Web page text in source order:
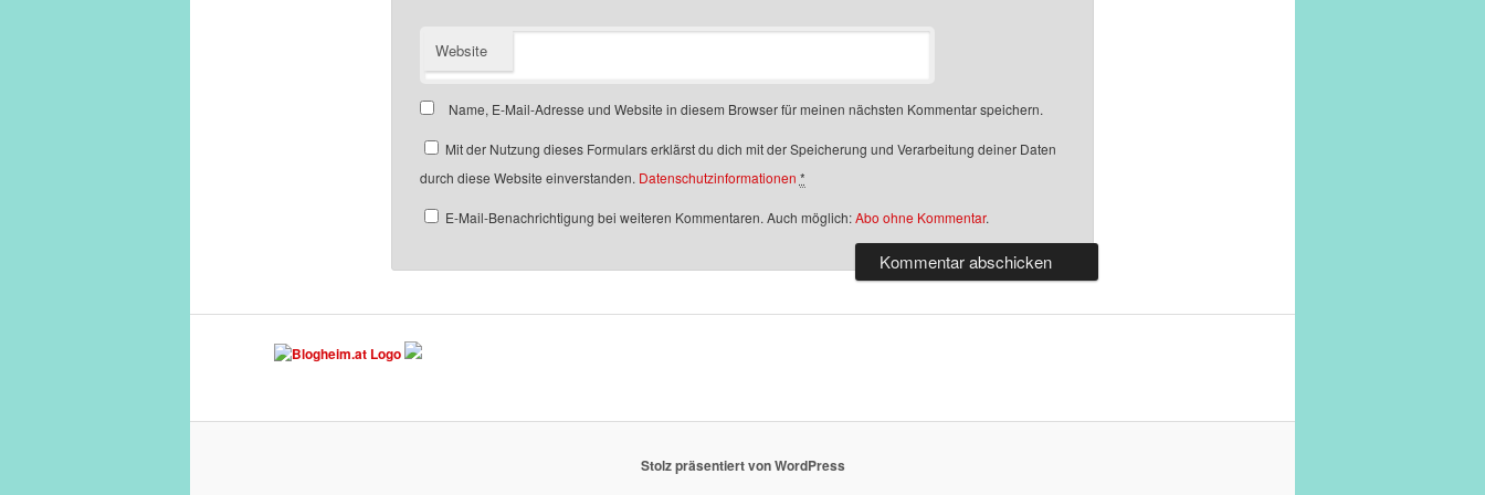
Website
Name, E-Mail-Adresse und Website in diesem Browser für meinen nächsten Kommentar speichern.
Mit der Nutzung dieses Formulars erklärst du dich mit der Speicherung und Verarbeitung deiner Daten
durch diese Website einverstanden. Datenschutzinformationen *
E-Mail-Benachrichtigung bei weiteren Kommentaren. Auch möglich:Abo ohne Kommentar.
Stolz präsentiert von WordPress